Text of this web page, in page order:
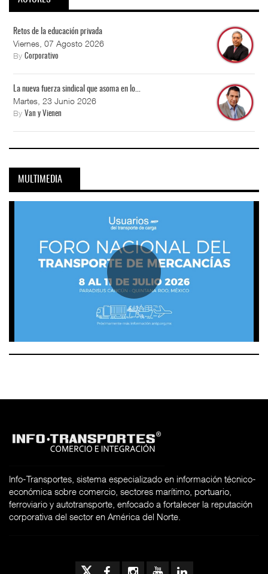
Retos de la educación privada
Viernes, 07 Agosto 2026
By Corporativo
La nueva fuerza sindical que asoma en lo...
Martes, 23 Junio 2026
By Van y Vienen
MULTIMEDIA
Info-Transportes, sistema especializado en información técnico-
económica sobre comercio, sectores marítimo, portuario,
ferroviario y autotransporte, enfocado a fortalecer la reputación
corporativa del sector en América del Norte.